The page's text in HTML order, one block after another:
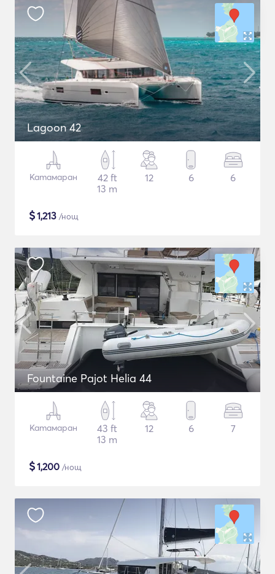
Lagoon 42
Катамаран
42 ft
13 m
12 6 6
$1,213 /нощ
Fountaine Pajot Helia 44
Катамаран
43 ft
13 m
12 6 7
$1,200 /нощ